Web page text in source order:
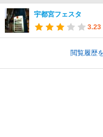
宇都宮フェスタ
3.23
閲覧履歴